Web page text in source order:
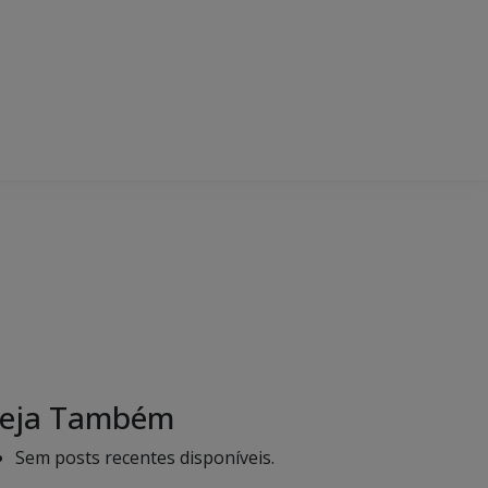
Também
Sem posts recentes disponíveis.